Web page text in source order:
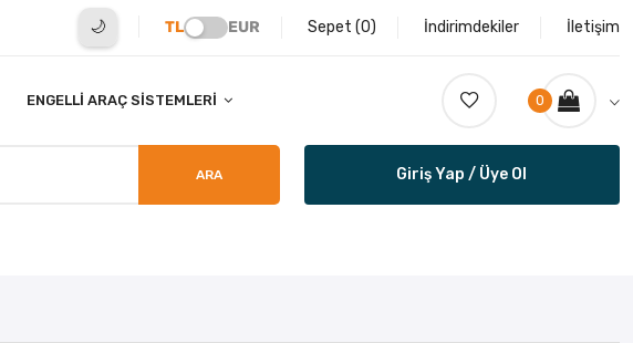
🌙 TL EUR Sepet (0) İndirimdekiler İletişim
ENGELLI ARAÇ SISTEMLERI 0
ARA Giriş Yap / Üye Ol